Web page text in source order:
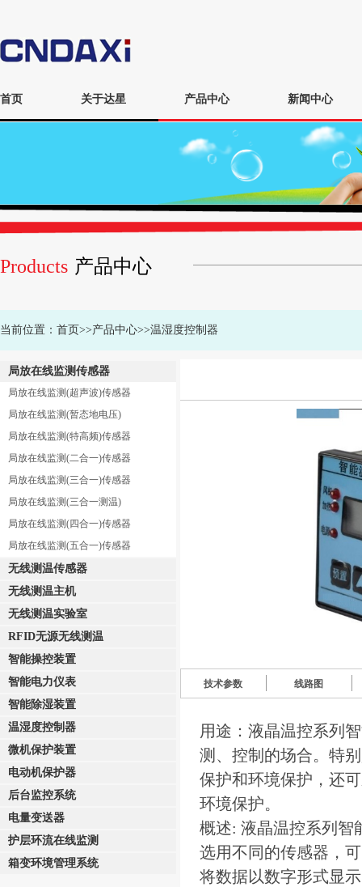
首页 关于达星 产品中心 新闻中心
Products 产品中心
当前位置： 首页>>产品中心>>温湿度控制器
局放在线监测传感器
局放在线监测(超声波)传感器
局放在线监测(暂态地电压)
局放在线监测(特高频)传感器
局放在线监测(二合一)传感器
局放在线监测(三合一)传感器
局放在线监测(三合一测温)
局放在线监测(四合一)传感器
局放在线监测(五合一)传感器
无线测温传感器
无线测温主机
无线测温实验室
RFID无源无线测温
智能操控装置
智能电力仪表
智能除湿装置
温湿度控制器
微机保护装置
电动机保护器
后台监控系统
电量变送器
护层环流在线监测
箱变环境管理系统
技术参数 线路图
用途： 液晶温控系列
测、控制的场合。特
保护和环境保护，还
环境保护。
概述: 液晶温控系列智
选用不同的传感器，
将数据以数字形式显